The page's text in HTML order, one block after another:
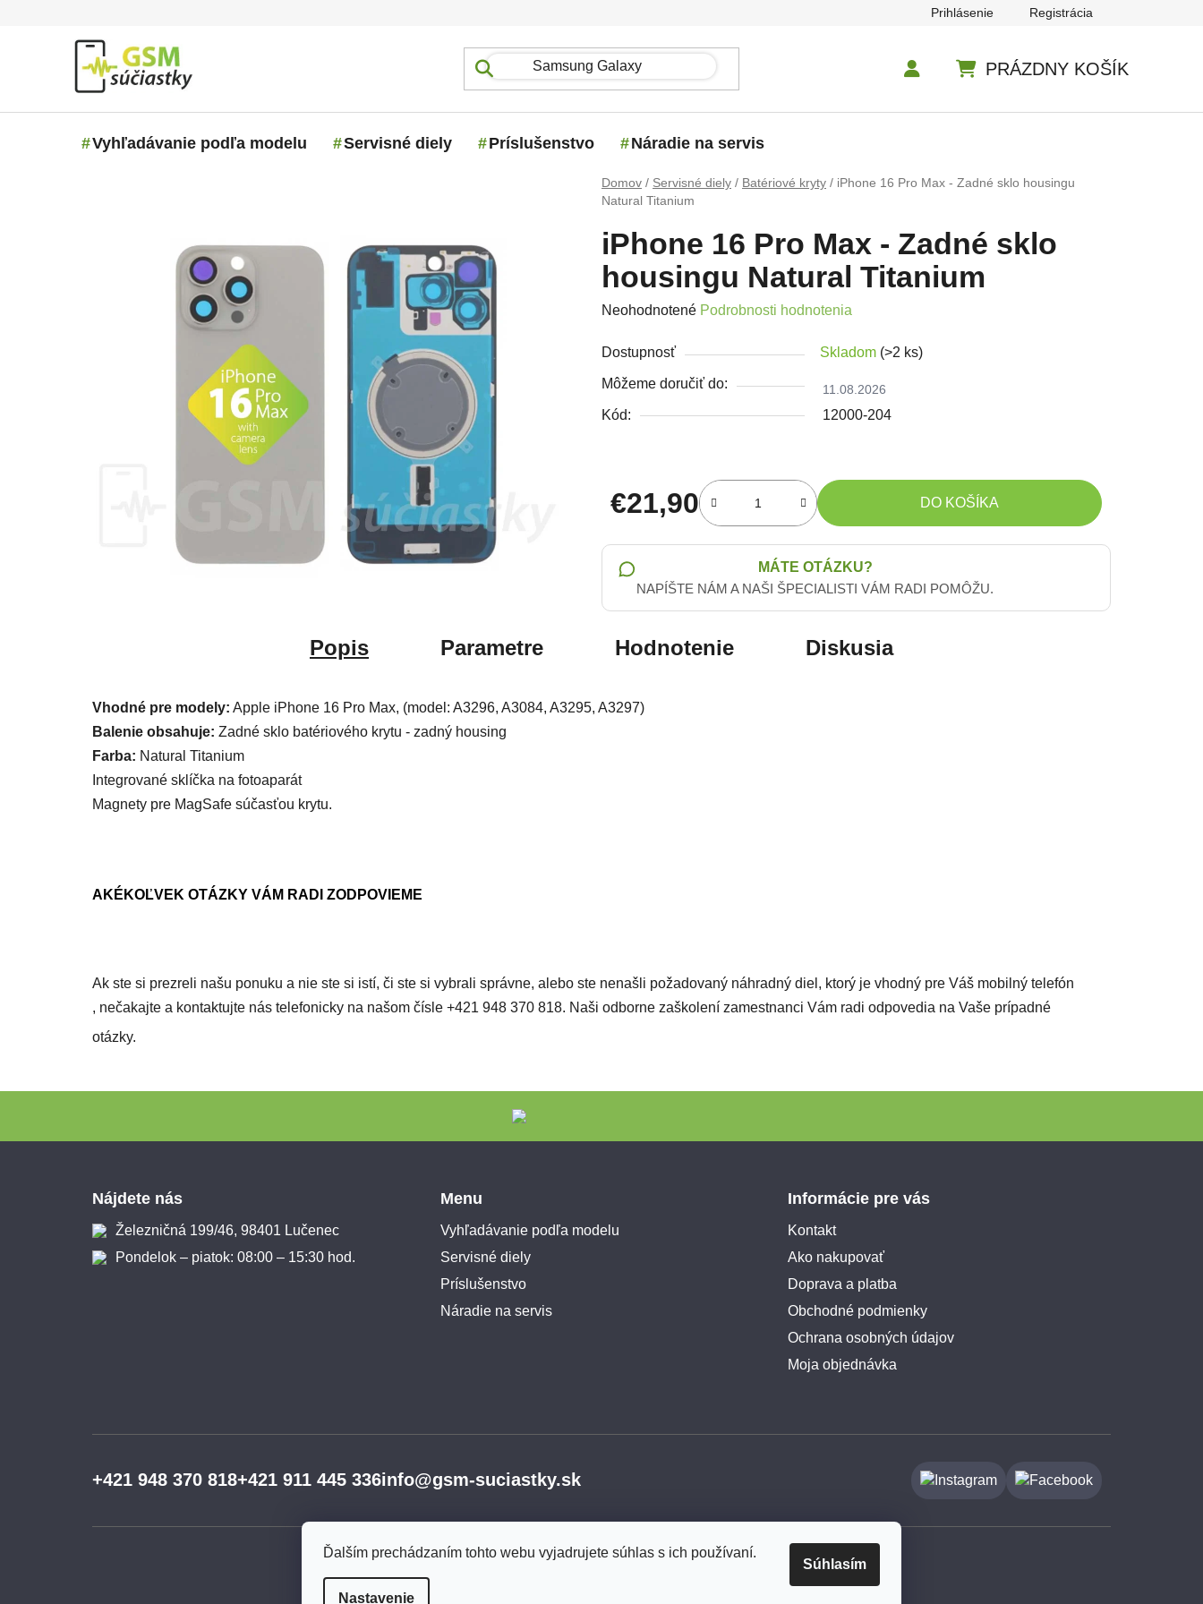
Ďalším prechádzaním tohto webu vyjadrujete súhlas s ich používaní.
Nastavenie
Súhlasím
Prihlásenie Registrácia
PRÁZDNY KOŠÍK
Vyhľadávanie podľa modelu Servisné diely Príslušenstvo Náradie na servis
Domov / Servisné diely / Batériové kryty / iPhone 16 Pro Max - Zadné sklo housingu
Natural Titanium
iPhone 16 Pro Max - Zadné sklo
housingu Natural Titanium
Priemerné hodnotenie produktu je 0,0 z 5 hviezdičiek.
Neohodnotené Podrobnosti hodnotenia
Dostupnosť Skladom (>2 ks)
Môžeme doručiť do: 11.08.2026
Kód: 12000-204
€21,90
Jednotková cena:
DO KOŠÍKA
MÁTE OTÁZKU?
NAPÍŠTE NÁM A NAŠI ŠPECIALISTI VÁM RADI POMÔŽU.
Popis Parametre Hodnotenie Diskusia
Vhodné pre modely: Apple iPhone 16 Pro Max, (model: A3296, A3084, A3295, A3297)
Balenie obsahuje: Zadné sklo batériového krytu - zadný housing
Farba: Natural Titanium
Integrované sklíčka na fotoaparát
Magnety pre MagSafe súčasťou krytu.
AKÉKOĽVEK OTÁZKY VÁM RADI ZODPOVIEME
Ak ste si prezreli našu ponuku a nie ste si istí, či ste si vybrali správne, alebo ste nenašli požadovaný náhradný diel, ktorý je vhodný pre Váš mobilný telefón
, nečakajte a kontaktujte nás telefonicky na našom čísle +421 948 370 818. Naši odborne zaškolení zamestnanci Vám radi odpovedia na Vaše prípadné
otázky.
Nájdete nás
Železničná 199/46, 98401 Lučenec
Pondelok – piatok: 08:00 – 15:30 hod.
Menu
Vyhľadávanie podľa modelu
Servisné diely
Príslušenstvo
Náradie na servis
Informácie pre vás
Kontakt
Ako nakupovať
Doprava a platba
Obchodné podmienky
Ochrana osobných údajov
Moja objednávka
+421 948 370 818+421 911 445 336info@gsm-suciastky.sk